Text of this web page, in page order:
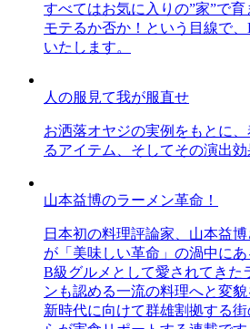
すべてはお気に入りの”家”で
モテるか否か！という目線で
いたします。
人の服見て我が服直せ
お洒落オヤジの実例をもとに
るアイテム、そしてその演出効
山本益博のラーメン革命！
日本初の料理評論家、山本益
が「美味しい革命」の渦中に
B級グルメとして愛されてきた
ンも認める一流の料理へと変貌
新時代に向けて群雄割拠する